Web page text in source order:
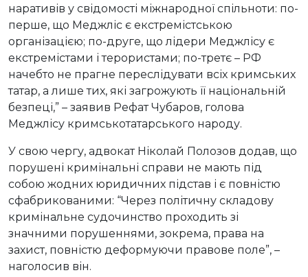
наративів у свідомості міжнародної спільноти: по-
перше, що Меджліс є екстремістською
організацією; по-друге, що лідери Меджлісу є
екстремістами і терористами; по-третє – РФ
начебто не прагне переслідувати всіх кримських
татар, а лише тих, які загрожують її національній
безпеці,” – заявив Рефат Чубаров, голова
Меджлісу кримськотатарського народу.
У свою чергу, адвокат Ніколай Полозов додав, що
порушені кримінальні справи не мають під
собою жодних юридичних підстав і є повністю
сфабрикованими: “Через політичну складову
кримінальне судочинство проходить зі
значними порушеннями, зокрема, права на
захист, повністю деформуючи правове поле”, –
наголосив він.